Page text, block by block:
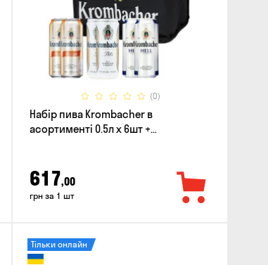
(0)
Набір пива Krombacher в
асортименті 0.5л х 6шт +
617,00
грн за 1 шт
Тільки онлайн